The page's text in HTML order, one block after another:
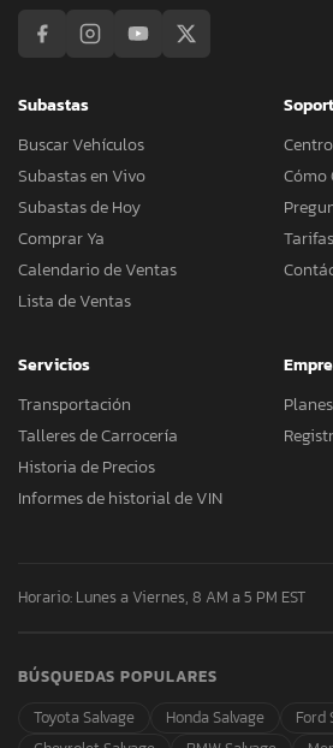
Subastas
Buscar Vehículos
Subastas en Vivo
Subastas de Hoy
Comprar Ya
Calendario de Ventas
Lista de Ventas
Cómo
Tarifas
Servicios
Transportación
Talleres de Carrocería
Historia de Precios
Informes de historial de VIN
Horario: Lunes a Viernes, 8 AM a 5 PM EST
BÚSQUEDAS POPULARES
Toyota Salvage
Honda Salvage
Ford